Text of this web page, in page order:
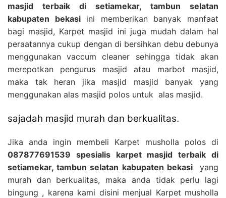
masjid terbaik di setiamekar, tambun selatan
kabupaten bekasiini memberikan banyak manfaat
bagi masjid, Karpet masjid ini juga mudah dalam hal
peraatannya cukup dengan di bersihkan debu debunya
menggunakan vaccum cleaner sehingga tidak akan
merepotkan pengurus masjid atau marbot masjid,
maka tak heran jika masjid masjid banyak yang
menggunakan alas masjid polos untuk alas masjid.
sajadah masjid murah dan berkualitas.
Jika anda ingin membeli Karpet musholla polos di
087877691539 spesialis karpet masjid terbaik di
setiamekar, tambun selatan kabupaten bekasiyang
murah dan berkualitas, maka anda tidak perlu lagi
bingung , karena kami disini menjual Karpet musholla